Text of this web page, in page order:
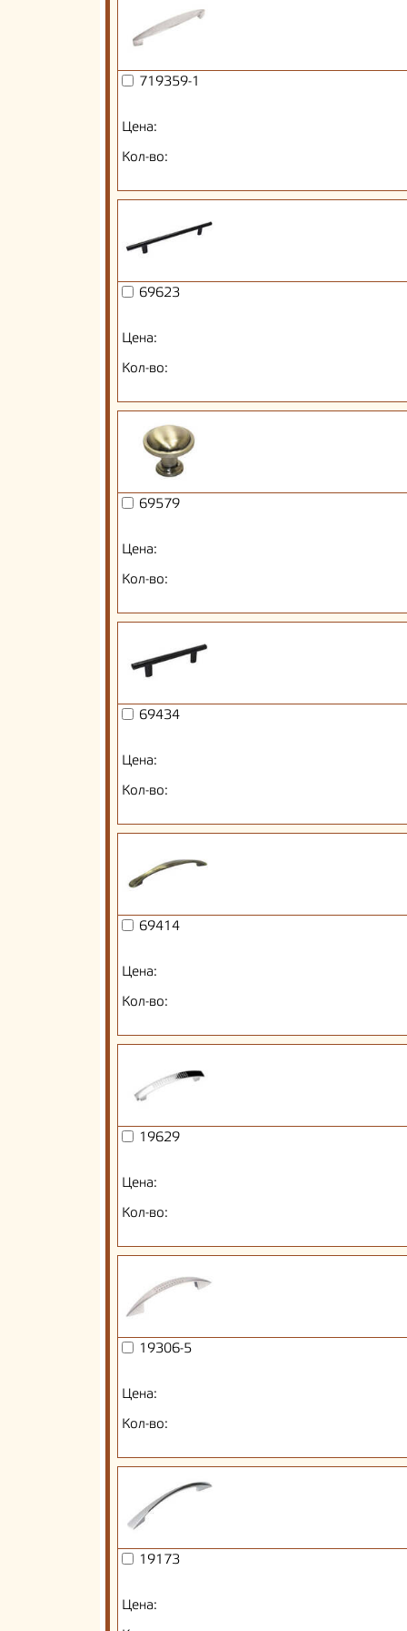
719359-1
Цена:
Кол-во:
69623
Цена:
Кол-во:
69579
Цена:
Кол-во:
69434
Цена:
Кол-во:
69414
Цена:
Кол-во:
19629
Цена:
Кол-во:
19306-5
Цена:
Кол-во:
19173
Цена: